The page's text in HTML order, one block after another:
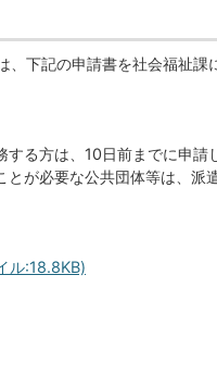
下記の申請書を社会福祉課
る方は、10日前までに申請
が必要な公共団体等は、派
ル:18.8KB)